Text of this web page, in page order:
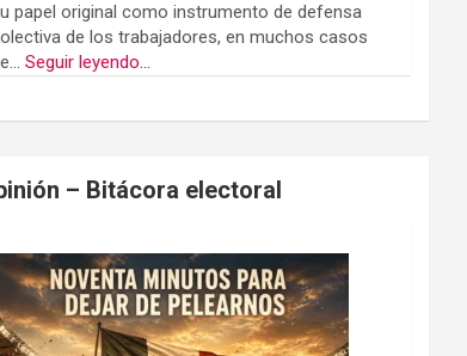
papel original como instrumento de defensa
de los trabajadores, en muchos casos
Seguir leyendo...
– Bitácora electoral